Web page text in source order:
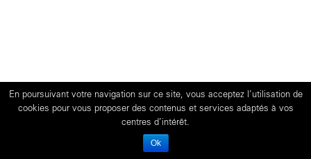
En poursuivant votre navigation sur ce site, vous acceptez l’utilisation de
cookies pour vous proposer des contenus et services adaptés à vos
centres d’intérêt.
Ok